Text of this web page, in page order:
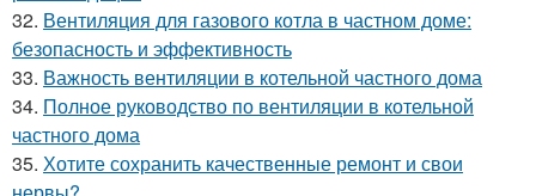
32. Вентиляция для газового котла в частном доме:
безопасность и эффективность
33. Важность вентиляции в котельной частного дома
34. Полное руководство по вентиляции в котельной
частного дома
35. Хотите сохранить качественные ремонт и свои